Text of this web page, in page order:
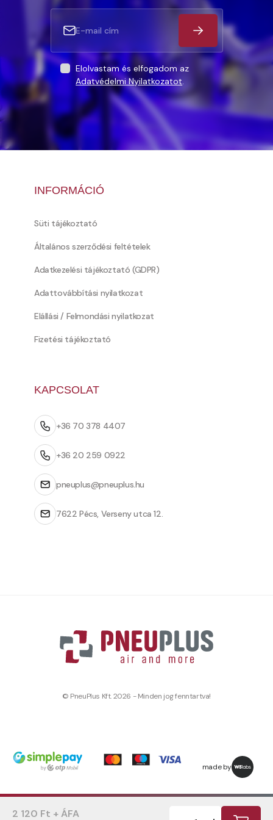
2 120 Ft + ÁFA
Elolvastam és elfogadom az
Adatvédelmi Nyilatkozatot.
INFORMÁCIÓ
Süti tájékoztató
Általános szerződési feltételek
Adatkezelési tájékoztató (GDPR)
Adattovábbítási nyilatkozat
Elállási / Felmondási nyilatkozat
Fizetési tájékoztató
KAPCSOLAT
+36 70 378 4407
+36 20 259 0922
pneuplus@pneuplus.hu
7622 Pécs, Verseny utca 12.
© PneuPlus Kft. 2026 - Minden jog fenntartva!
made by